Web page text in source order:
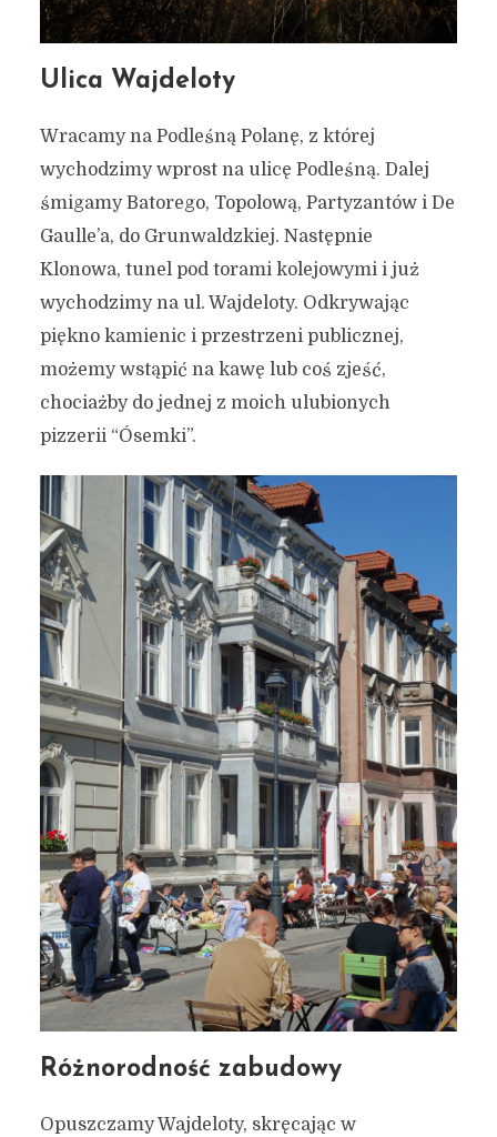
Ulica Wajdeloty
Wracamy na Podleśną Polanę, z której
wychodzimy wprost na ulicę Podleśną. Dalej
śmigamy Batorego, Topolową, Partyzantów i De
Gaulle’a, do Grunwaldzkiej. Następnie
Klonowa, tunel pod torami kolejowymi i już
wychodzimy na ul. Wajdeloty. Odkrywając
piękno kamienic i przestrzeni publicznej,
możemy wstąpić na kawę lub coś zjeść,
chociażby do jednej z moich ulubionych
pizzerii “Ósemki”.
Różnorodność zabudowy
Opuszczamy Wajdeloty, skręcając w